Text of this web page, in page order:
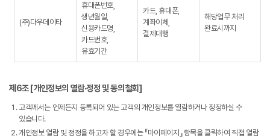
(주)다우데이타
휴대폰번호,
생년월일,
신용카드명,
카드번호,
유효기간
카드, 휴대폰,
계좌이체,
결제대행
해당업무 처리
완료시까지
제6조 [개인정보의 열람∙정정 및 동의철회]
고객께서는 언제든지 등록되어 있는 고객의 개인정보를 열람하거나 정정하실 수
있습니다.
개인정보 열람 및 정정을 하고자 할 경우에는 『마이페이지』 항목을 클릭하여 직접 열람